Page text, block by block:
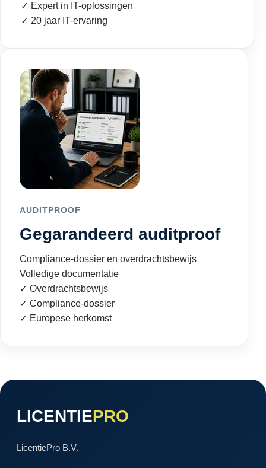
✓ Expert in IT-oplossingen
✓ 20 jaar IT-ervaring
AUDITPROOF
Gegarandeerd auditproof
Compliance-dossier en overdrachtsbewijs
Volledige documentatie
✓ Overdrachtsbewijs
✓ Compliance-dossier
✓ Europese herkomst
LICENTIEPRO
LicentiePro B.V.